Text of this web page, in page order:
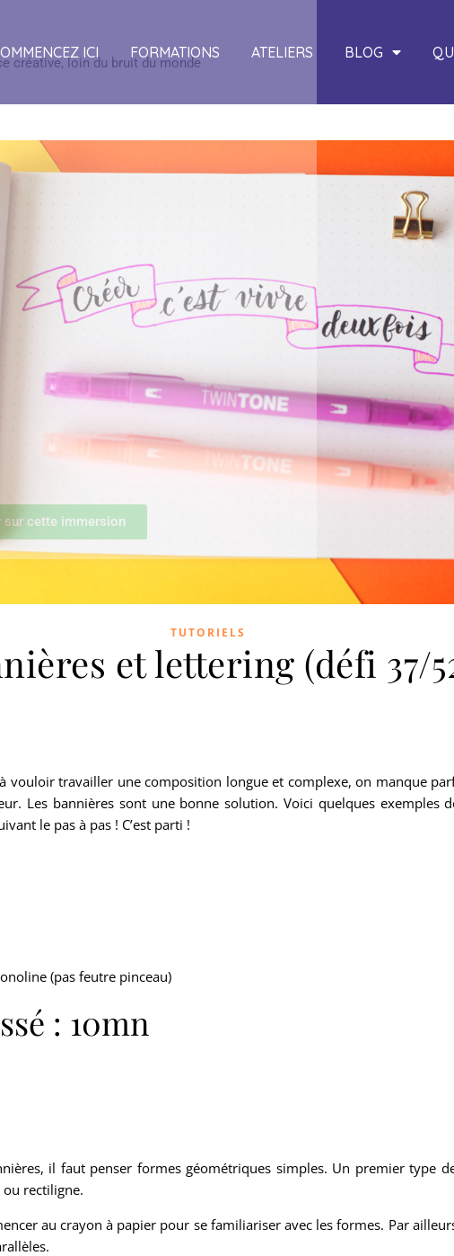
ICI FORMATIONS ATELIERS BLOG
TUTORIELS
et lettering (défi 37/
vouloir travailler une composition longue et complexe, on manque
Les bannières sont une bonne solution. Voici quelques exemples
le pas à pas ! C’est parti !
(pas feutre pinceau)
: 10mn
il faut penser formes géométriques simples. Un premier type
rectiligne.
au crayon à papier pour se familiariser avec les formes. Par
créative, loin du bruit du monde